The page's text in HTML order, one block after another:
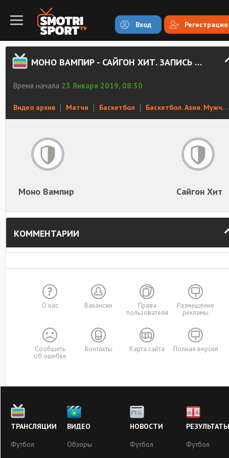
Вход Регистрация
МОНО ВАМПИР - САЙГОН ХИТ. ЗАПИСЬ МАТЧА
Время начала 23 Января 2019, 08:30
Видео архив Матчи Баскетбол Баскетбол. Азия. Мужчины
Моно Вампир Сайгон Хит
КОММЕНТАРИИ
О нас Вакансии
Права
пользователя
Размещение
рекламы
Сообщить
об ошибке
Контакты Карта сайта Полная версия
ТРАНСЛЯЦИИ
Футбол
ВИДЕО
Обзоры
НОВОСТИ
Футбол
РЕЗУЛЬТАТЫ
Футбол